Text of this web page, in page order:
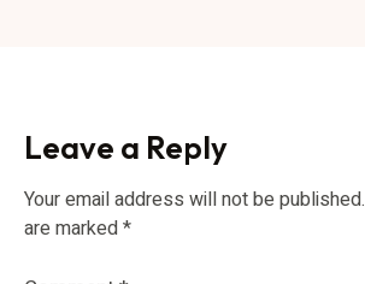
Leave a Reply
Your email address will not be published.
are marked*